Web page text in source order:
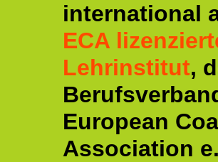
international
ECA
Lehrinstitut,
European
Association